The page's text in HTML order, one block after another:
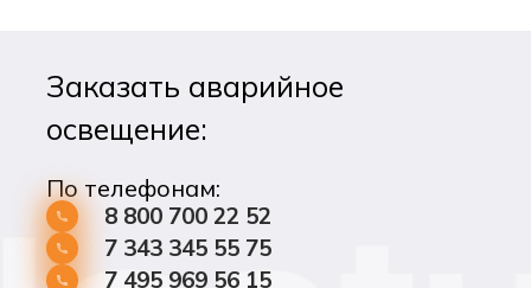
Заказать аварийное
освещение:
По телефонам:
8 800 700 22 52
7 343 345 55 75
7 495 969 56 15